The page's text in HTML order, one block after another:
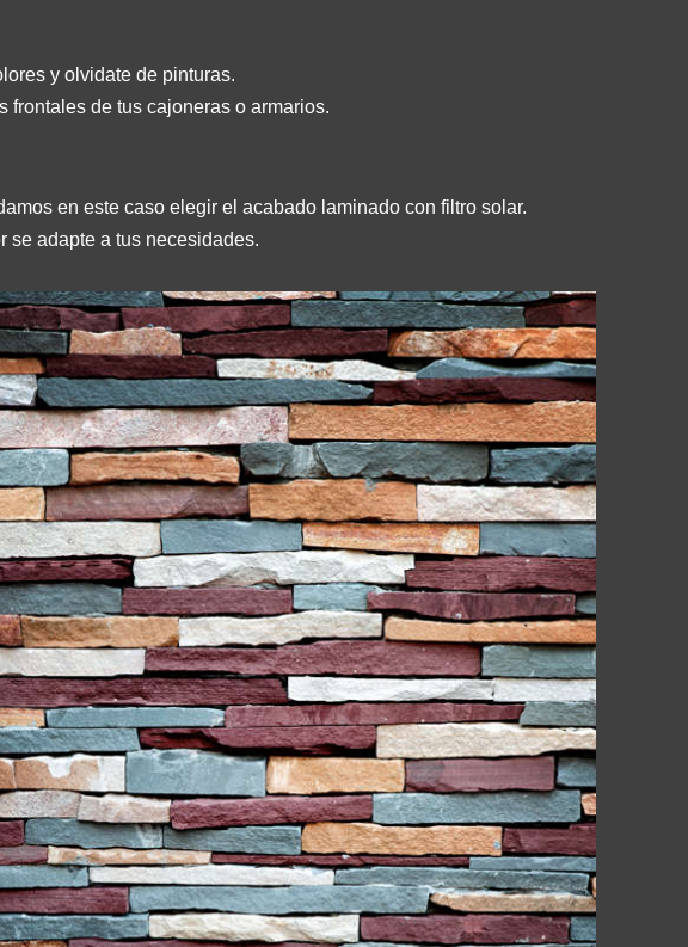
y olvidate de pinturas.
frontales de tus cajoneras o armarios.
en este caso elegir el acabado laminado con filtro solar.
se adapte a tus necesidades.